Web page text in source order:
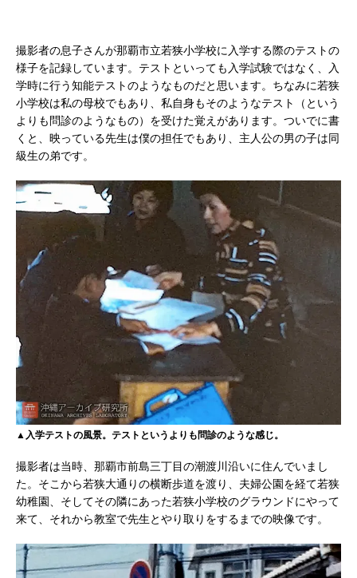
撮影者の息子さんが那覇市立若狭小学校に入学する際のテストの
様子を記録しています。テストといっても入学試験ではなく、入
学時に行う知能テストのようなものだと思います。ちなみに若狭
小学校は私の母校でもあり、私自身もそのようなテスト（という
よりも問診のようなもの）を受けた覚えがあります。ついでに書
くと、映っている先生は僕の担任でもあり、主人公の男の子は同
級生の弟です。
▲入学テストの風景。テストというよりも問診のような感じ。
撮影者は当時、那覇市前島三丁目の潮渡川沿いに住んでいまし
た。そこから若狭大通りの横断歩道を渡り、夫婦公園を経て若狭
幼稚園、そしてその隣にあった若狭小学校のグラウンドにやって
来て、それから教室で先生とやり取りをするまでの映像です。